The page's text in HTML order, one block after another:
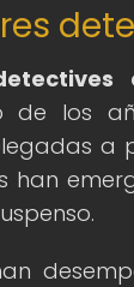
los
han